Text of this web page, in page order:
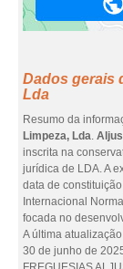
Dados gerais
Lda
Resumo da
Limpeza, Lda.
inscrita na
jurídica de LDA. A
data de
Internacional
focada no
A última
30 de junho de